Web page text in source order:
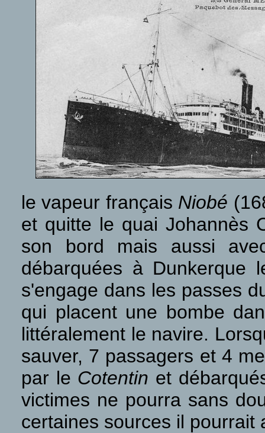
le vapeur français Niobé
et quitte le quai Johannès
son bord mais aussi
débarquées à Dunkerque
s'engage dans les passes
qui placent une bombe
littéralement le navire.
sauver, 7 passagers et 4
par le Cotentin et
victimes ne pourra sans
certaines sources il pourrait